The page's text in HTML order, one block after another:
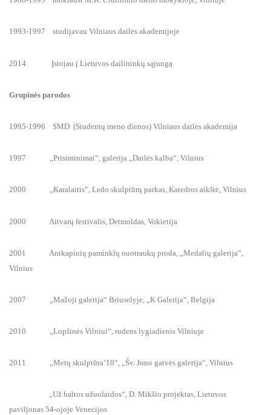
1993-1997 studijavau Vilniaus dailės akademijoje
2014 Įstojau į Lietuvos dailininkų sąjungą
Grupinės parodos
1995-1996 SMD (Studentų meno dienos) Vilniaus dailės akademija
1997 „Prisiminimai“, galerija „Dailės kalba“, Vilnius
2000 „Karalaitis“, Ledo skulptūrų parkas, Katedros aikštė, Vilnius
2000 Aitvarų festivalis, Detmoldas, Vokietija
2001 Antkapinių paminklų nuotraukų proda, „Medalių galerija“,
Vilnius
2007 „Mažoji galerija“ Briuselyje, „K Galerija“, Belgija
2010 „Lopšinės Vilniui“, rudens lygiadienis Vilniuje
2011 „Metų skulptūra’10“, „Šv. Jono gatvės galerija“, Vilnius
„Už baltos užuolaidos“, D. Mikšio projektas, Lietuvos
paviljonas 54-ojoje Venecijos